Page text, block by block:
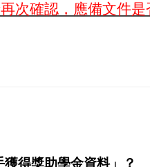
次確認，應備文件是
獲得獎助學金資料」？